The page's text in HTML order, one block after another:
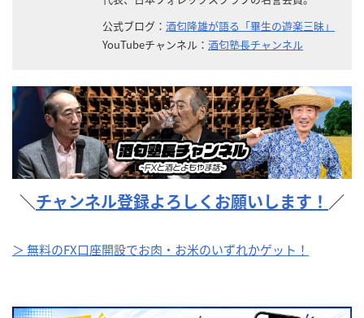
公式ブログ：酒匂隆雄が語る「畢生の遊楽三昧」
YouTubeチャンネル：酒匂塾長チャンネル
＼チャンネル登録よろしくお願いします！ ／
＞ 無料のFX口座開設でお肉・お米のいずれかゲット！